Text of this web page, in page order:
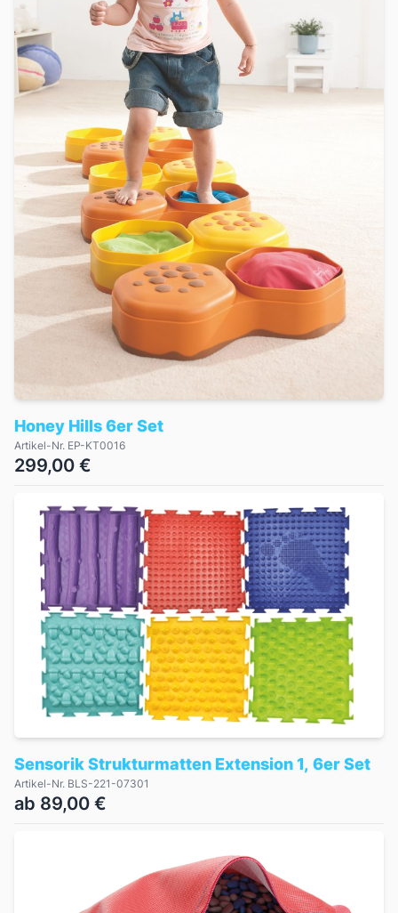
Honey Hills 6er Set
Artikel-Nr. EP-KT0016
299,00 €
Sensorik Strukturmatten Extension 1, 6er Set
Artikel-Nr. BLS-221-07301
ab 89,00 €